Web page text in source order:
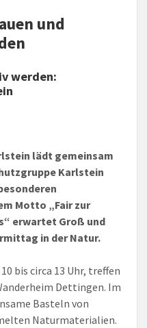
und
werden:
lädt gemeinsam
Karlstein
Motto „Fair zur
erwartet Groß und
in der Natur.
bis circa 13 Uhr, treffen
Dettingen. Im
Basteln von
Naturmaterialien.